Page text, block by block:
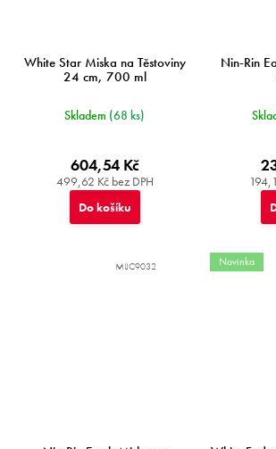
White Star Miska na Těstoviny
24 cm, 700 ml
Skladem (68 ks)
499,62 Kč bez DPH
604,54 Kč
Do košíku
Nin-Rin
MIJC9032 Novinka